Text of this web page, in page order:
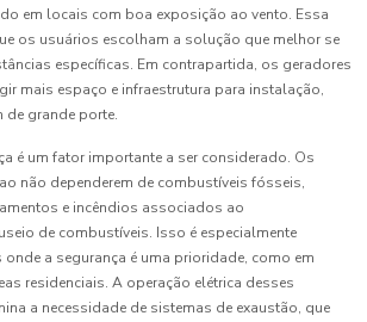
em locais com boa exposição ao vento. Essa
os usuários escolham a solução que melhor se
específicas. Em contrapartida, os geradores
mais espaço e infraestrutura para instalação,
de grande porte.
é um fator importante a ser considerado. Os
não dependerem de combustíveis fósseis,
e incêndios associados ao
de combustíveis. Isso é especialmente
onde a segurança é uma prioridade, como em
residenciais. A operação elétrica desses
a necessidade de sistemas de exaustão, que